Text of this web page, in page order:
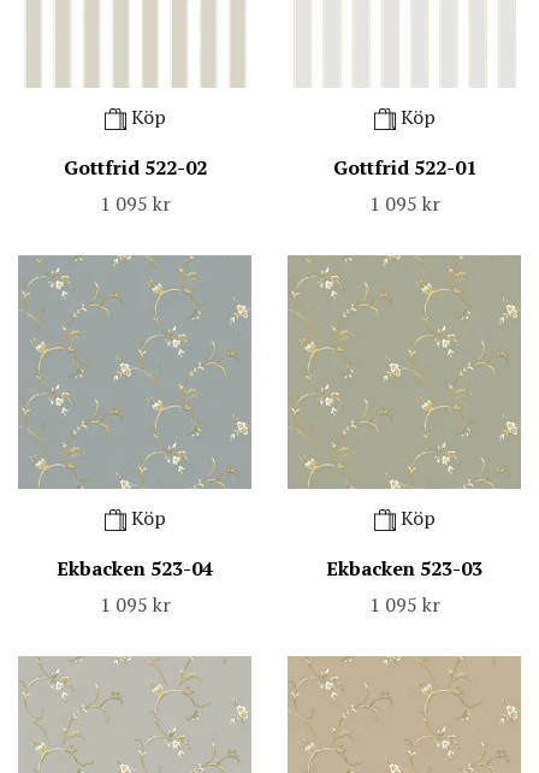
Köp
Gottfrid 522-02
1 095 kr
Köp
Gottfrid 522-01
1 095 kr
Köp
Ekbacken 523-04
1 095 kr
Köp
Ekbacken 523-03
1 095 kr